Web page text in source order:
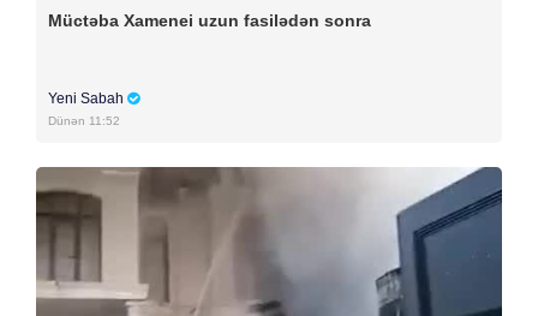
Müctəba Xamenei uzun fasilədən sonra
Yeni Sabah
Dünən 11:52